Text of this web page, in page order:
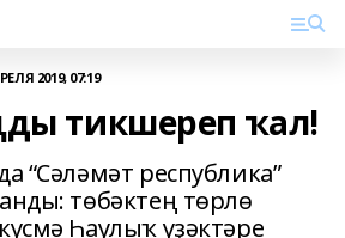
2019, 07:19
тикшереп ҡал!
“Сәләмәт республика”
төбәктең төрлө
Һаулыҡ үҙәктәре